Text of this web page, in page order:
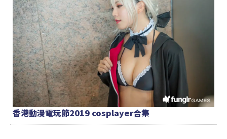
香港動漫電玩節2019 cosplayer合集